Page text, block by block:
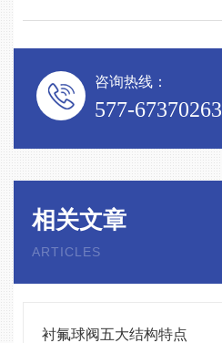
咨询热线：
577-67370263
相关文章
ARTICLES
衬氟球阀五大结构特点